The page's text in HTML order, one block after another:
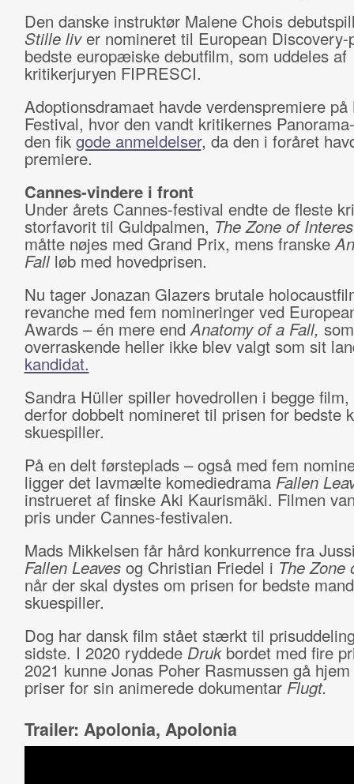
Den danske instruktør Malene Chois
Stille liver nomineret til European Discovery-
bedste europæiske debutfilm, som uddeles af
kritikerjuryen FIPRESCI.
Adoptionsdramaet havde verdenspremiere
Festival, hvor den vandt kritikernes
den fik gode anmeldelser, da den i foråret
premiere.
Cannes-vindere i front
Under årets Cannes-festival endte de fleste
storfavorit til Guldpalmen, The Zone of
måtte nøjes med Grand Prix, mens franske
Fall løb med hovedprisen.
Nu tager Jonazan Glazers brutale
revanche med fem nomineringer ved
Awards – én mere endAnatomy of a Fall, som
overraskende heller ikke blev valgt som sit
kandidat.
Sandra Hüller spiller hovedrollen i begge
derfor dobbelt nomineret til prisen for bedste
skuespiller.
På en delt førsteplads – også med fem
ligger det lavmælte komediedrama Fallen
instrueret af finske Aki Kaurismäki. Filmen
pris under Cannes-festivalen.
Mads Mikkelsen får hård konkurrence fra
Fallen Leaves og Christian Friedel i The Zone
når der skal dystes om prisen for bedste
skuespiller.
Dog har dansk film stået stærkt til
sidste. I 2020 ryddede Druk bordet med fire
2021 kunne Jonas Poher Rasmussen gå
priser for sin animerede dokumentar Flugt.
Trailer: Apolonia, Apolonia